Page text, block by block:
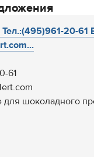
Тел.:(495)961-20-61
61
шоколадного